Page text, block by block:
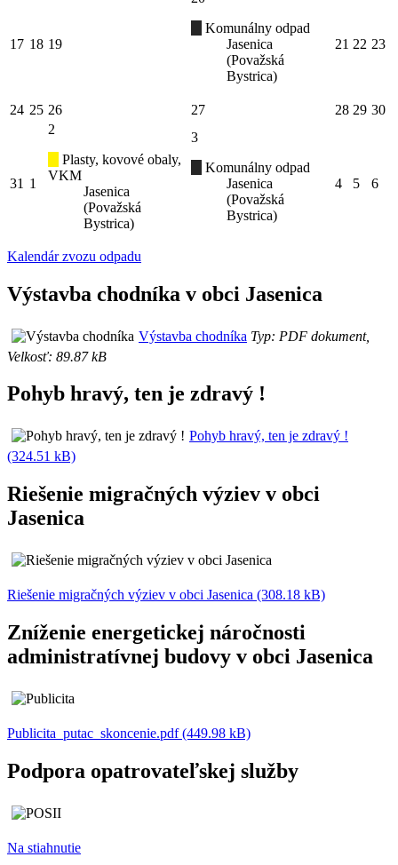
17 18 19
Komunálny odpad
Jasenica
(Považská
Bystrica)
21 22 23
24 25 26 27 28 29 30
31 1
2
Plasty, kovové obaly,
VKM
Jasenica
(Považská
Bystrica)
3
Komunálny odpad
Jasenica
(Považská
Bystrica)
4 5 6
Kalendár zvozu odpadu
Výstavba chodníka v obci Jasenica
Výstavba chodníka Typ: PDF dokument,
Velkosť: 89.87 kB
Pohyb hravý, ten je zdravý !
Pohyb hravý, ten je zdravý !
(324.51 kB)
Riešenie migračných výziev v obci
Jasenica
Riešenie migračných výziev v obci Jasenica (308.18 kB)
Zníženie energetickej náročnosti
administratívnej budovy v obci Jasenica
Publicita_putac_skoncenie.pdf (449.98 kB)
Podpora opatrovateľskej služby
Na stiahnutie